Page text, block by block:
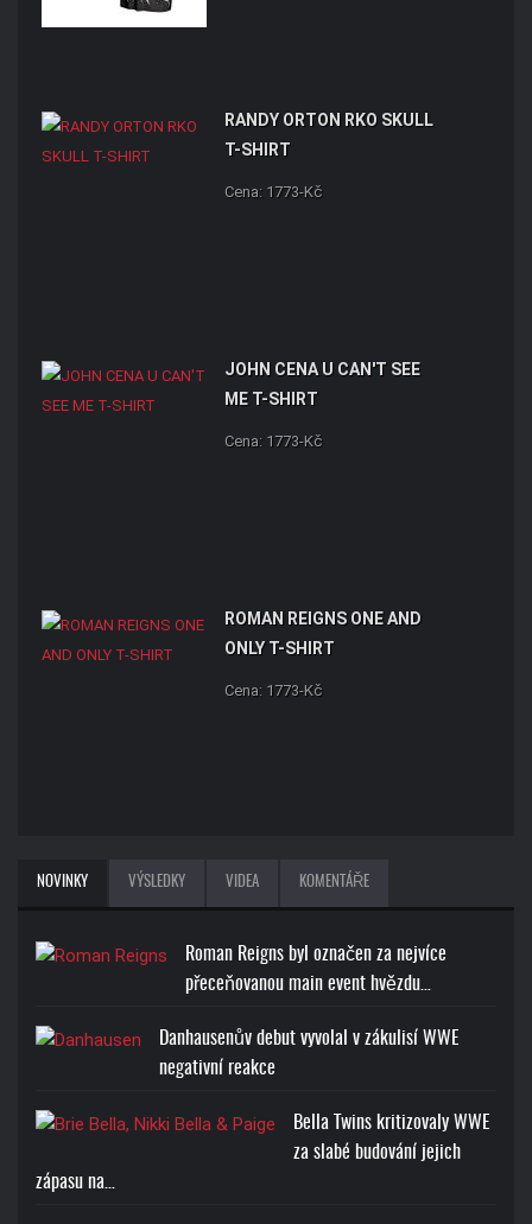
RANDY ORTON RKO SKULL
T-SHIRT
Cena: 1773-Kč
JOHN CENA U CAN'T SEE
ME T-SHIRT
Cena: 1773-Kč
ROMAN REIGNS ONE AND
ONLY T-SHIRT
Cena: 1773-Kč
NOVINKY VÝSLEDKY VIDEA KOMENTÁŘE
Roman Reigns byl označen za nejvíce
přeceňovanou main event hvězdu…
Danhausenův debut vyvolal v zákulisí WWE
negativní reakce
Bella Twins kritizovaly WWE
za slabé budování jejich
zápasu na…